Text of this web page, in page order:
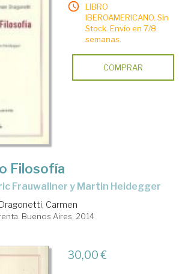
LIBRO
IBEROAMERICANO. Sin
Stock. Envío en 7/8
semanas.
COMPRAR
Filosofía
Frauwallner y Martin Heidegger
Dragonetti, Carmen
Buenos Aires, 2014
30,00 €